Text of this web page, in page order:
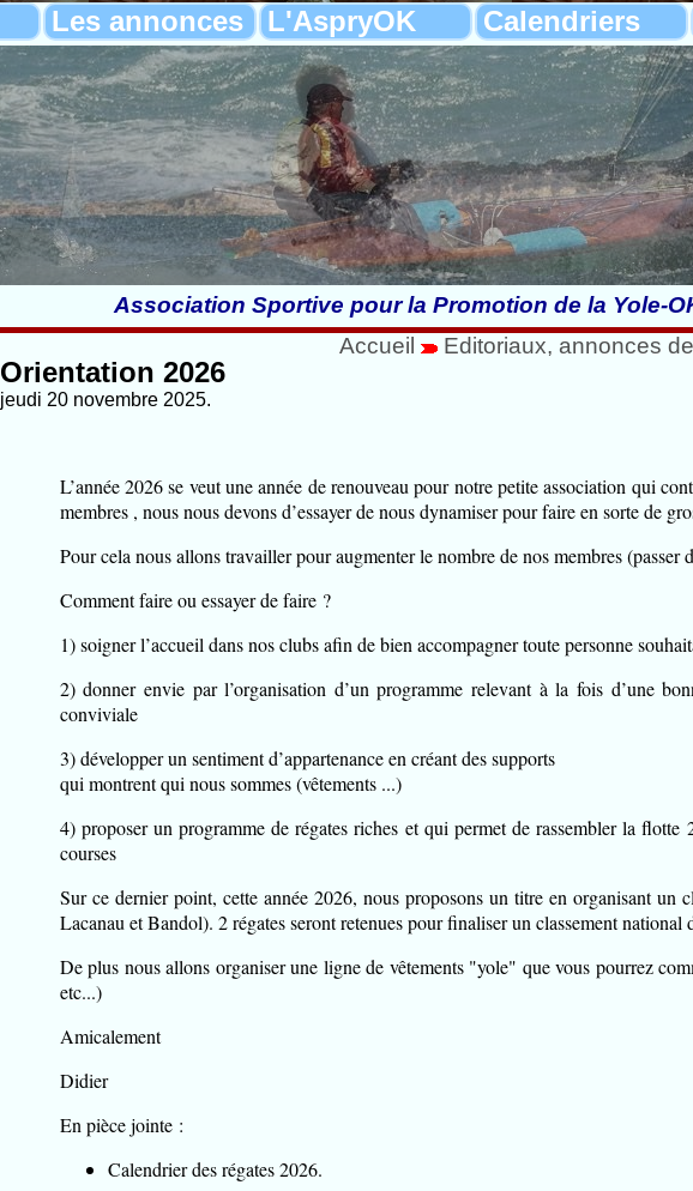
Les annonces L'AspryOK Calendriers
Association Sportive pour la Promotion de la Yole-
Accueil Editoriaux, annonces
Orientation 2026
jeudi 20 novembre 2025.
L’année 2026 se veut une année de renouveau pour notre petite association qui
membres , nous nous devons d’essayer de nous dynamiser pour faire en sorte de
Pour cela nous allons travailler pour augmenter le nombre de nos membres (passer
Comment faire ou essayer de faire ?
1) soigner l’accueil dans nos clubs afin de bien accompagner toute personne
2) donner envie par l’organisation d’un programme relevant à la fois d’une
conviviale
3) développer un sentiment d’appartenance en créant des supports
qui montrent qui nous sommes (vêtements ...)
4) proposer un programme de régates riches et qui permet de rassembler la
courses
Sur ce dernier point, cette année 2026, nous proposons un titre en organisant un
Lacanau et Bandol). 2 régates seront retenues pour finaliser un classement national
De plus nous allons organiser une ligne de vêtements "yole" que vous pourrez
etc...)
Amicalement
Didier
En pièce jointe :
Calendrier des régates 2026.